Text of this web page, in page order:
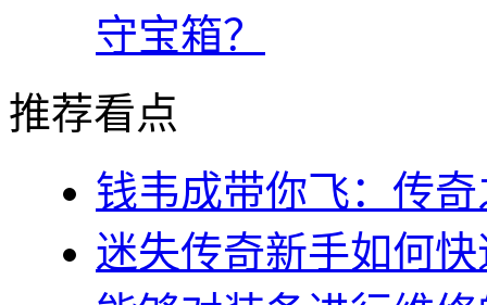
守宝箱？
推荐看点
钱韦成带你飞：传
迷失传奇新手如何